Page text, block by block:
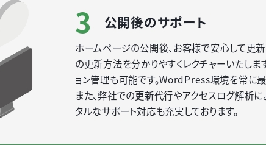
3 公開後のサポート
ホームページの公開後、お客様で安心して更
の更新方法を分かりやすくレクチャーいたし
ョン管理も可能です。WordPress環境を常に最
また、弊社での更新代行やアクセスログ解析
タルなサポート対応も充実しております。